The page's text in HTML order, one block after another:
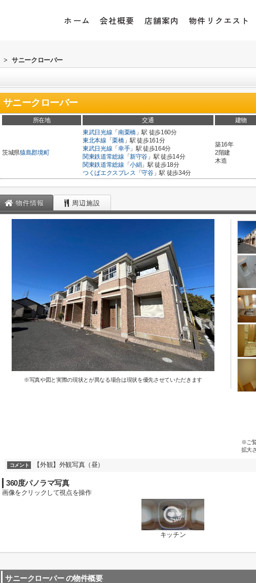
ホーム 会社概要 店舗案内 物件リクエスト
> サニークローバー
サニークローバー
所在地 交通 建物
茨城県猿島郡境町
東武日光線 「 南栗橋」駅 徒歩160分
東北本線 「栗橋」駅 徒歩161分
東武日光線 「 幸手」駅 徒歩164分
関東鉄道常総線 「新守谷 」駅 徒歩14分
関東鉄道常総線 「小絹」駅 徒歩18分
つくばエクスプレス 「守谷」駅 徒歩34分
築16年
2階建
木造
物件情報 周辺施設
※写真や図と実際の現状とが異なる場合は現状を優先させていただきます
※ご
拡大
コメント 【外観】外観写真（昼）
360度パノラマ写真
画像をクリックして視点を操作
キッチン
サニークローバー の物件概要